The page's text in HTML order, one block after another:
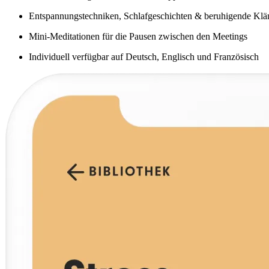
Entspannungstechniken, Schlafgeschichten & beruhigende
Mini-Meditationen für die Pausen zwischen den Meetings
Individuell verfügbar auf Deutsch, Englisch und Französisch